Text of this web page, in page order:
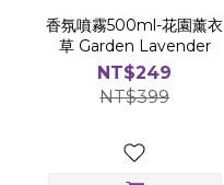
香氛噴霧500ml-花園薰衣
草 Garden Lavender
NT$249
NT$399